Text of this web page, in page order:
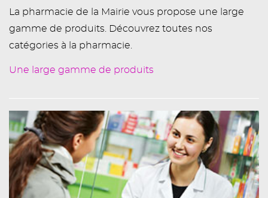
La pharmacie de la Mairie vous propose une large
gamme de produits. Découvrez toutes nos
catégories à la pharmacie.
Une large gamme de produits